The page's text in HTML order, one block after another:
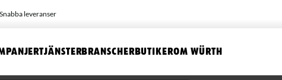
Snabba leveranser
TJÄNSTERBRANSCHERBUTIKEROM WÜRTH